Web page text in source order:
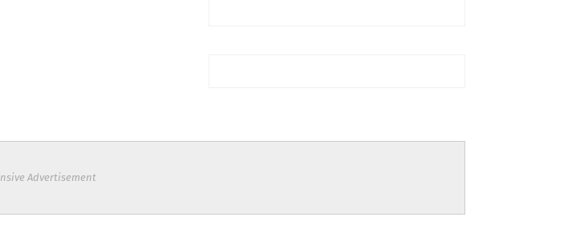
Advertisement